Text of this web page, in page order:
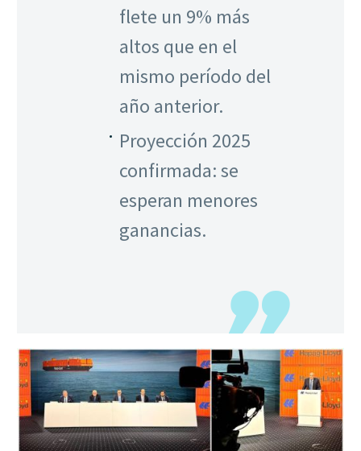
flete un 9% más
altos que en el
mismo período del
año anterior.
Proyección 2025
confirmada: se
esperan menores
ganancias.